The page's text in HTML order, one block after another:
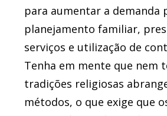
para aumentar a demanda
planejamento familiar,
serviços e utilização de
Tenha em mente que nem
tradições religiosas
métodos, o que exige que